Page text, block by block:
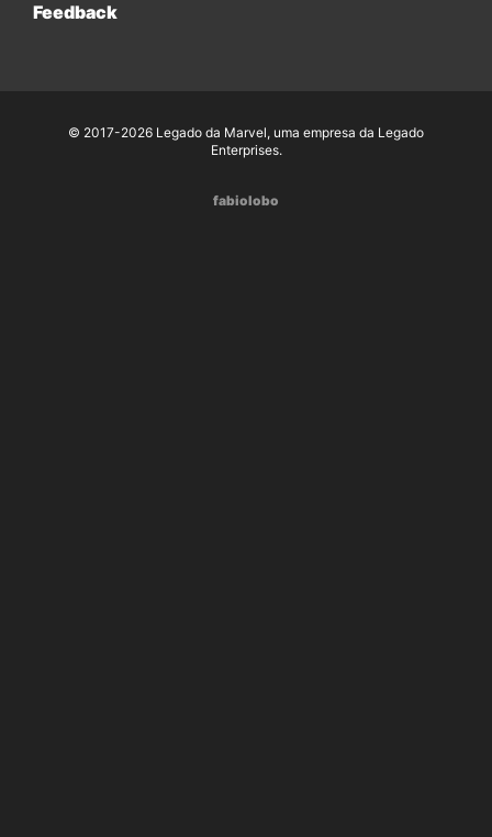
Feedback
© 2017-2026 Legado da Marvel, uma empresa da Legado
Enterprises.
fabiolobo